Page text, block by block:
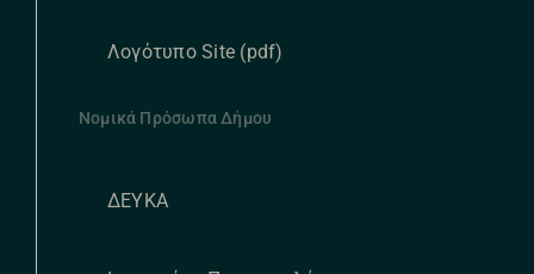
Λογότυπο Site (pdf)
Νομικά Πρόσωπα Δήμου
ΔΕΥΚΑ